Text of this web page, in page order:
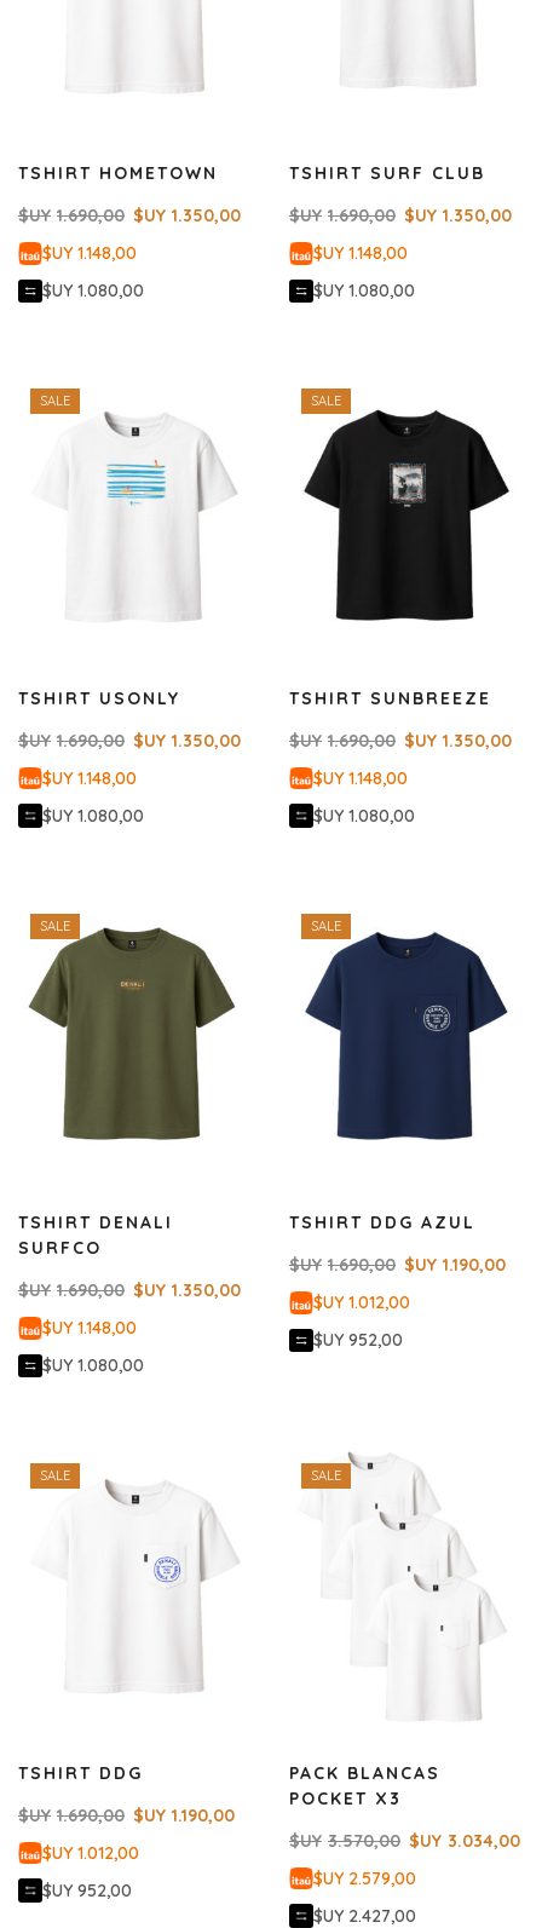
TSHIRT HOMETOWN
$UY 1.690,00 $UY 1.350,00
$UY 1.148,00
$UY 1.080,00
TSHIRT SURF CLUB
$UY 1.690,00 $UY 1.350,00
$UY 1.148,00
$UY 1.080,00
SALE
TSHIRT USONLY
$UY 1.690,00 $UY 1.350,00
$UY 1.148,00
$UY 1.080,00
SALE
TSHIRT SUNBREEZE
$UY 1.690,00 $UY 1.350,00
$UY 1.148,00
$UY 1.080,00
SALE
TSHIRT DENALI
SURFCO
$UY 1.690,00 $UY 1.350,00
$UY 1.148,00
$UY 1.080,00
SALE
TSHIRT DDG AZUL
$UY 1.690,00 $UY 1.190,00
$UY 1.012,00
$UY 952,00
SALE
TSHIRT DDG
$UY 1.690,00 $UY 1.190,00
$UY 1.012,00
$UY 952,00
SALE
PACK BLANCAS
POCKET X3
$UY 3.570,00 $UY 3.034,00
$UY 2.579,00
$UY 2.427,00